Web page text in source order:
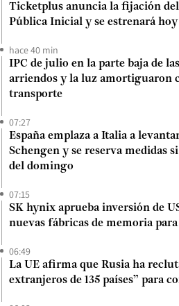
Ticketplus anuncia la fijación
Pública Inicial y se estrenará
hace 40 min
IPC de julio en la parte baja de
arriendos y la luz amortiguaron
transporte
07:27
España emplaza a Italia a
Schengen y se reserva medidas
del domingo
07:15
SK hynix aprueba inversión de
nuevas fábricas de memoria
06:49
La UE afirma que Rusia ha
extranjeros de 135 países” para